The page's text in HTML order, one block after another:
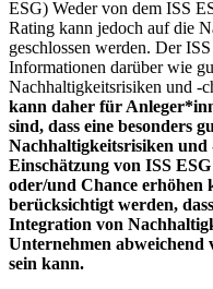
ESG) Weder von dem ISS
Rating kann jedoch auf die
geschlossen werden. Der
Informationen darüber wie
Nachhaltigkeitsrisiken und -
kann daher für
sind, dass eine besonders
Nachhaltigkeitsrisiken und
Einschätzung von ISS
oder/und Chance erhöhen
berücksichtigt werden,
Integration von
Unternehmen abweichend
sein kann.